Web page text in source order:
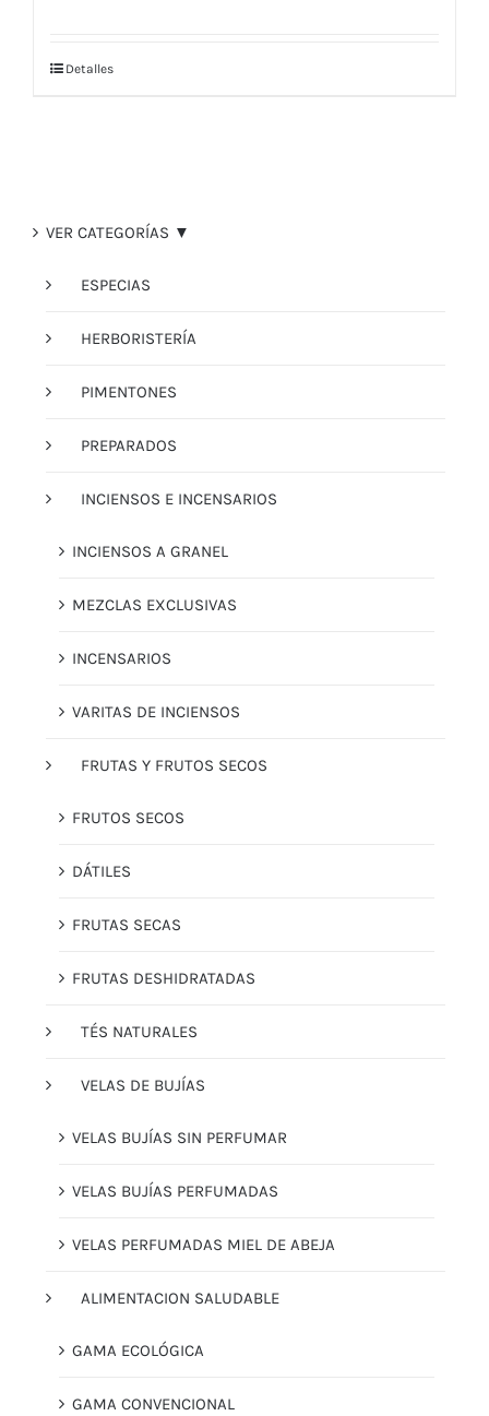
Detalles
VER CATEGORÍAS ▼
ESPECIAS
HERBORISTERÍA
PIMENTONES
PREPARADOS
INCIENSOS E INCENSARIOS
INCIENSOS A GRANEL
MEZCLAS EXCLUSIVAS
INCENSARIOS
VARITAS DE INCIENSOS
FRUTAS Y FRUTOS SECOS
FRUTOS SECOS
DÁTILES
FRUTAS SECAS
FRUTAS DESHIDRATADAS
TÉS NATURALES
VELAS DE BUJÍAS
VELAS BUJÍAS SIN PERFUMAR
VELAS BUJÍAS PERFUMADAS
VELAS PERFUMADAS MIEL DE ABEJA
ALIMENTACION SALUDABLE
GAMA ECOLÓGICA
GAMA CONVENCIONAL